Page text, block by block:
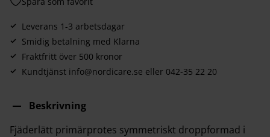
Lägg till i favoriter
Leverans 1-3 arbetsdagar
Smidig betalning med Klarna
Fraktfritt över 500 kronor
Kundtjänst info@nordicare.se eller 042-35 22 20
Beskrivning
Fjäderlätt primärprotes symmetriskt droppformad i